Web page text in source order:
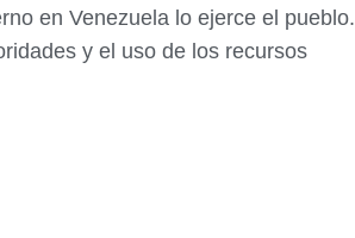
en Venezuela lo ejerce el pueblo.
y el uso de los recursos